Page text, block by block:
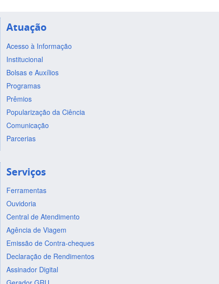
Atuação
Acesso à Informação
Institucional
Bolsas e Auxílios
Programas
Prêmios
Popularização da Ciência
Comunicação
Parcerias
Serviços
Ferramentas
Ouvidoria
Central de Atendimento
Agência de Viagem
Emissão de Contra-cheques
Declaração de Rendimentos
Assinador Digital